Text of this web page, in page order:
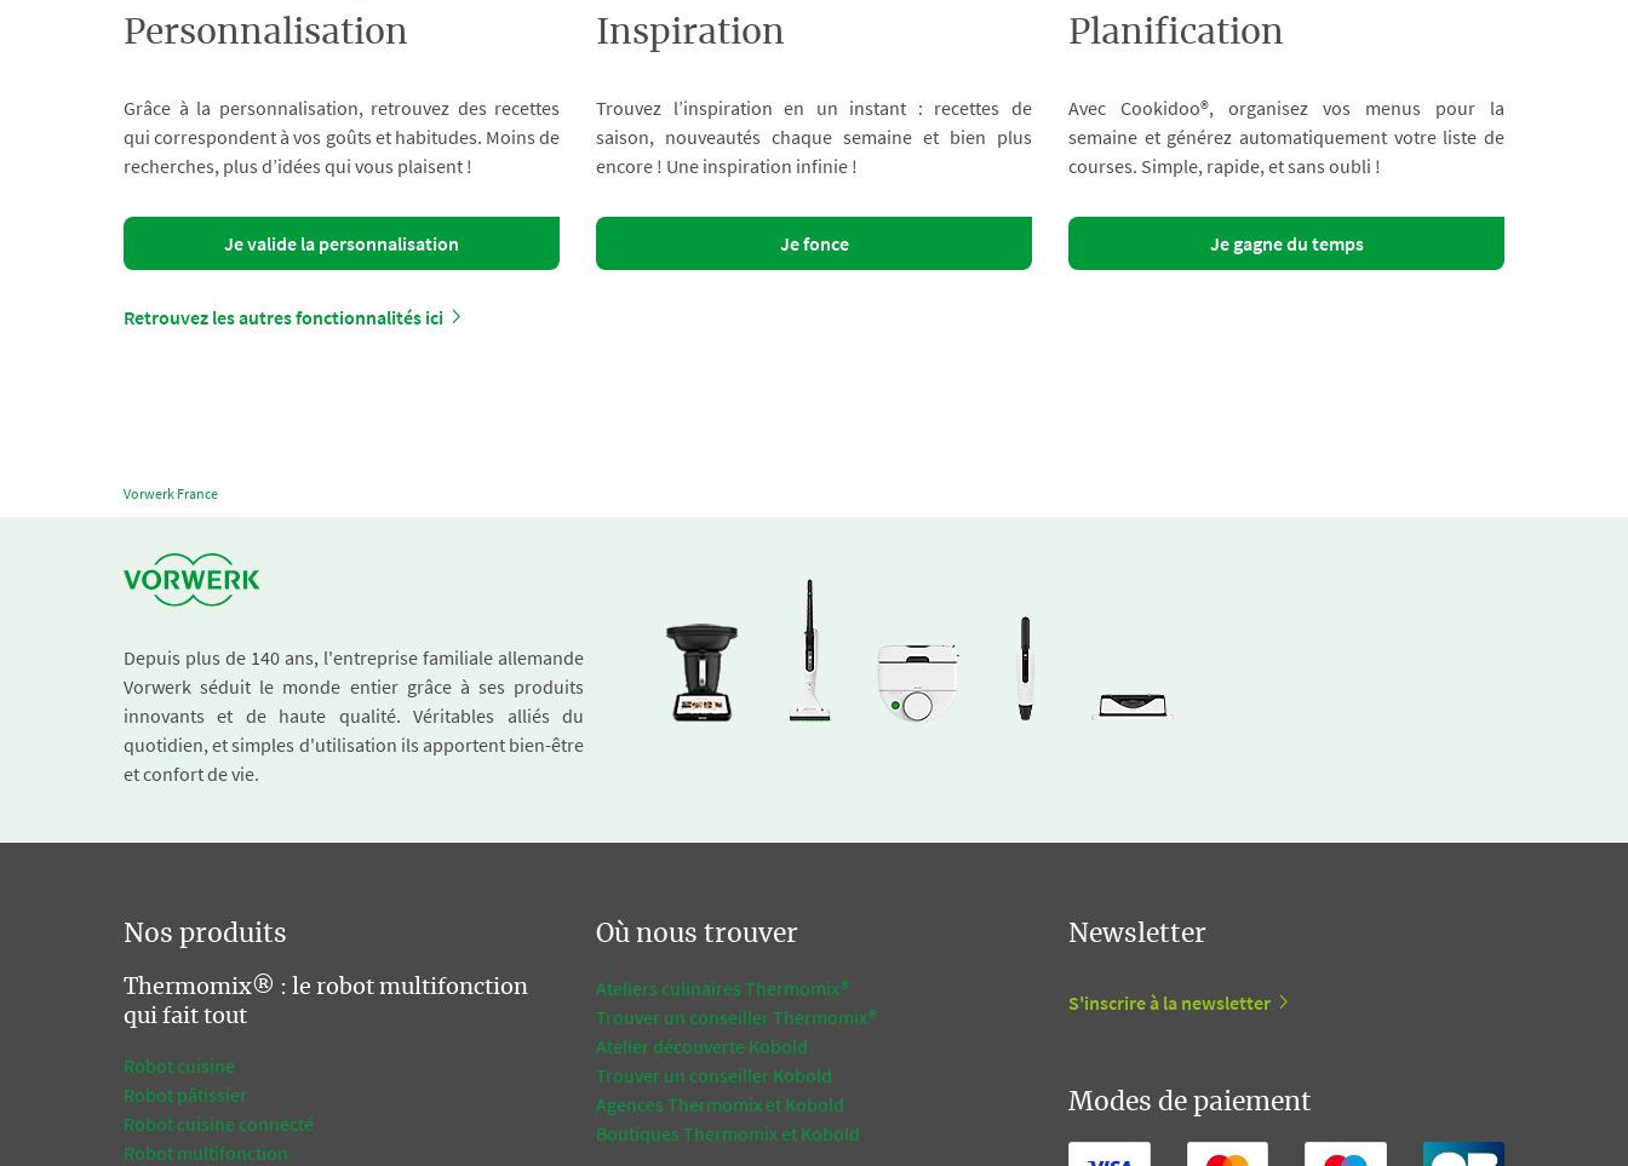
Personnalisation
Grâce à la personnalisation, retrouvez des recettes
qui correspondent à vos goûts et habitudes. Moins de
recherches, plus d’idées qui vous plaisent !
Je valide la personnalisation
Inspiration
Trouvez l’inspiration en un instant : recettes de
saison, nouveautés chaque semaine et bien plus
encore ! Une inspiration infinie !
Je fonce
Planification
Avec Cookidoo®, organisez vos menus pour la
semaine et générez automatiquement votre liste de
courses. Simple, rapide, et sans oubli !
Je gagne du temps
Retrouvez les autres fonctionnalités ici
Vorwerk France
Depuis plus de 140 ans, l'entreprise familiale allemande
Vorwerk séduit le monde entier grâce à ses produits
innovants et de haute qualité. Véritables alliés du
quotidien, et simples d'utilisation ils apportent bien-être
et confort de vie.
Nos produits
Thermomix® : le robot multifonction
qui fait tout
Robot cuisine
Robot pâtissier
Robot cuisine connecté
Robot multifonction
Où nous trouver
Ateliers culinaires Thermomix®
Trouver un conseiller Thermomix®
Atelier découverte Kobold
Trouver un conseiller Kobold
Agences Thermomix et Kobold
Boutiques Thermomix et Kobold
Newsletter
S'inscrire à la newsletter
Modes de paiement